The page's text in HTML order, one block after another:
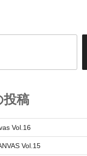
投稿
Vol.16
Vol.15